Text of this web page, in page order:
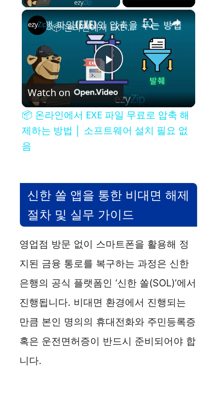
×
P
a
V
i
d
e
o
📦 온라인에서 EXE 파일 무료로 압축 해제하는 방법 │ 소프트웨어 설치 필요 없음
Watch on
📦 온라인에서 EXE 파일 무료로 압축 해
제하는 방법 │ 소프트웨어 설치 필요 없
음
신한 쏠 앱을 통한 비대면 해제
절차 및 실무 가이드
영업점 방문 없이 스마트폰을 활용해 정
지된 금융 통로를 복구하는 과정은 신한
은행의 공식 플랫폼인 ‘신한 쏠(SOL)’에서
진행됩니다. 비대면 환경에서 진행되는
만큼 본인 명의의 휴대전화와 주민등록증
혹은 운전면허증이 반드시 준비되어야 합
니다.